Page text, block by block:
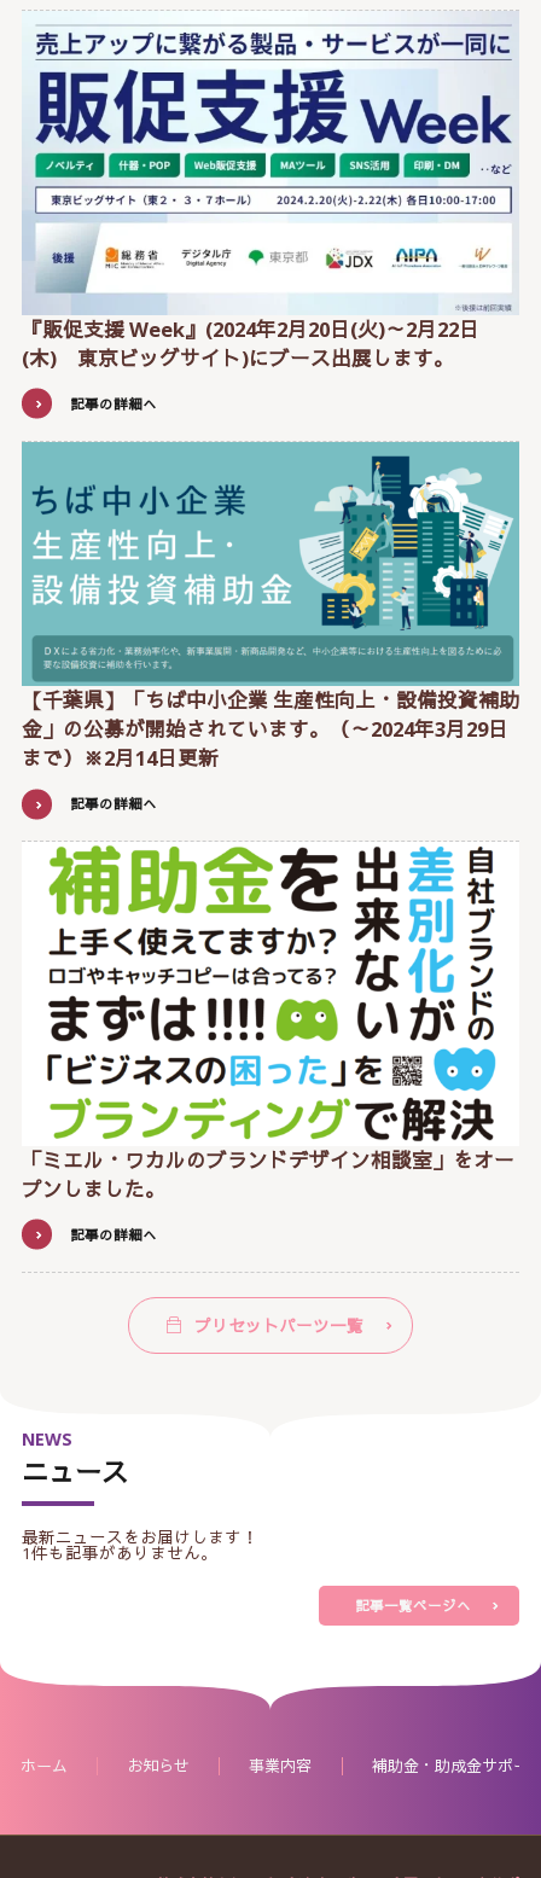
『販促支援 Week』(2024年2月20日(火)～2月22日
(木) 東京ビッグサイト)にブース出展します。
記事の詳細へ
【千葉県】「ちば中小企業 生産性向上・設備投資補助
金」の公募が開始されています。（～2024年3月29日
まで）※2月14日更新
記事の詳細へ
「ミエル・ワカルのブランドデザイン相談室」をオー
プンしました。
記事の詳細へ
プリセットパーツ一覧
ニュース
NEWS
最新ニュースをお届けします！
1件も記事がありません。
記事一覧ページへ
ホーム お知らせ 事業内容 補助金・助成金サポー